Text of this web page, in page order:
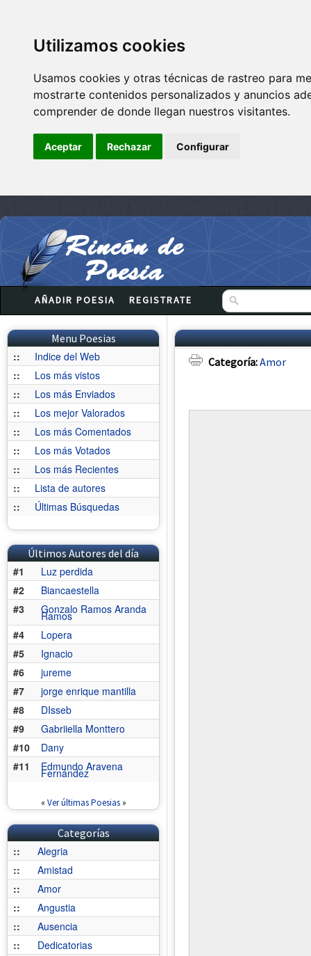
Utilizamos cookies
Usamos cookies y otras técnicas de rastreo para
mostrarte contenidos personalizados y anuncios
comprender de donde llegan nuestros visitantes.
Aceptar Rechazar Configurar
AÑADIR POESIA REGISTRATE
Menu Poesias
::
Indice del Web
::
Los más vistos
::
Los más Enviados
::
Los mejor Valorados
::
Los más Comentados
::
Los más Votados
::
Los más Recientes
::
Lista de autores
::
Últimas Búsquedas
Últimos Autores del día
#1
Luz perdida
#2
Biancaestella
#3
Gonzalo Ramos Aranda
Ramos
#4
Lopera
#5
Ignacio
#6
jureme
#7
jorge enrique mantilla
#8
DIsseb
#9
Gabriiella Monttero
#10
Dany
#11
Edmundo Aravena
Fernández
« Ver últimas Poesias»
Categorías
::
Alegria
::
Amistad
::
Amor
::
Angustia
::
Ausencia
::
Dedicatorias
Categoría:Amor